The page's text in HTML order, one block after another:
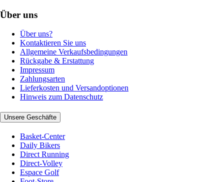
Über uns
Über uns?
Kontaktieren Sie uns
Allgemeine Verkaufsbedingungen
Rückgabe & Erstattung
Impressum
Zahlungsarten
Lieferkosten und Versandoptionen
Hinweis zum Datenschutz
Unsere Geschäfte
Basket-Center
Daily Bikers
Direct Running
Direct-Volley
Espace Golf